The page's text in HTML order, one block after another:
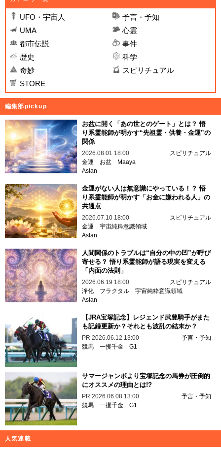
UFO・宇宙人
予言・予知
UMA
心霊
都市伝説
事件
歴史
科学
奇妙
スピリチュアル
STORE
編集部pickup
お盆に開く「あの世とのゲート」とは？ 悟
り系霊能師が明かす“先祖霊・供養・金運”の
関係
2026.08.01 18:00
スピリチュアル
金運
お盆
Maaya
Aslan
金運がない人は無意識にやっている！？ 悟
り系霊能師が明かす「お金に嫌われる人」の
共通点
2026.07.10 18:00
スピリチュアル
金運 宇宙純粋意識領域
Aslan
人間関係のトラブルは“自分の中の凹”が呼び
寄せる？ 悟り系霊能師が語る現実を変える
「内面の法則」
2026.06.19 18:00
スピリチュアル
浄化
フラクタル 宇宙純粋意識領域
Aslan
【JRA宝塚記念】レジェンド武豊騎手がまた
も記録更新か？それとも波乱の結末か？
PR 2026.06.12 13:00
予言・予知
競馬 一攫千金 G1
サマージャンボより宝塚記念の馬券が圧倒的
にオススメの理由とは!?
PR 2026.06.08 13:00
予言・予知
競馬 一攫千金 G1
人気連載